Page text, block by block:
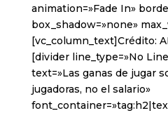
animation=»Fade In»
box_shadow=»none»
[vc_column_text]Crédito:
[divider line_type=»No
text=»Las ganas de jugar
jugadoras, no el salario»